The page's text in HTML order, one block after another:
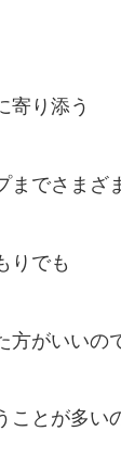
寄り添う
でさまざ
りでも
方がいいの
ことが多い